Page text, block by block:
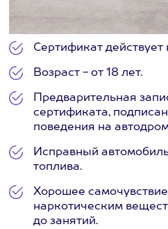
Сертификат действует
Возраст - от 18 лет.
Предварительная
сертификата,
поведения на
Исправный
топлива.
Хорошее
наркотическим
до занятий.